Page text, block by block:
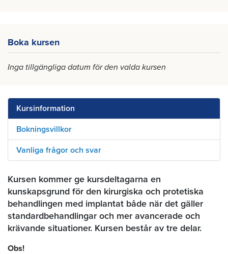
Boka kursen
Inga tillgängliga datum för den valda kursen
Kursinformation
Bokningsvillkor
Vanliga frågor och svar
Kursen kommer ge kursdeltagarna en
kunskapsgrund för den kirurgiska och protetiska
behandlingen med implantat både när det gäller
standardbehandlingar och mer avancerade och
krävande situationer. Kursen består av tre delar.
Obs!